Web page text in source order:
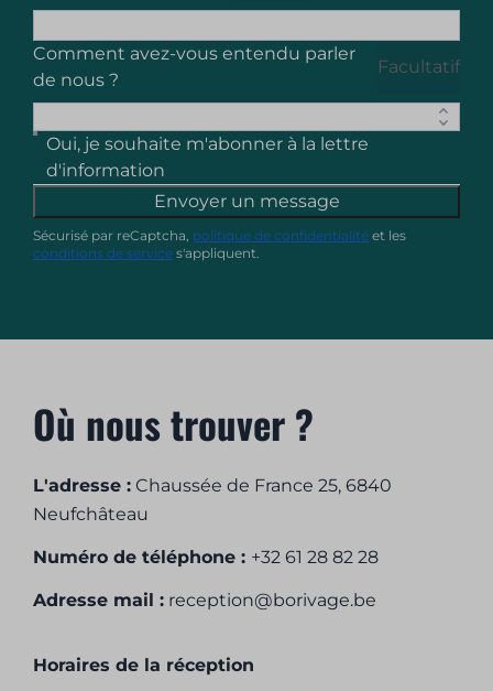
Comment avez-vous entendu parler
de nous ?
Facultatif
Oui, je souhaite m'abonner à la lettre
d'information
Envoyer un message
Sécurisé par reCaptcha, politique de confidentialité et les
conditions de service s'appliquent.
Où nous trouver ?
L'adresse : Chaussée de France 25, 6840
Neufchâteau
Numéro de téléphone : +32 61 28 82 28
Adresse mail : reception@borivage.be
Horaires de la réception